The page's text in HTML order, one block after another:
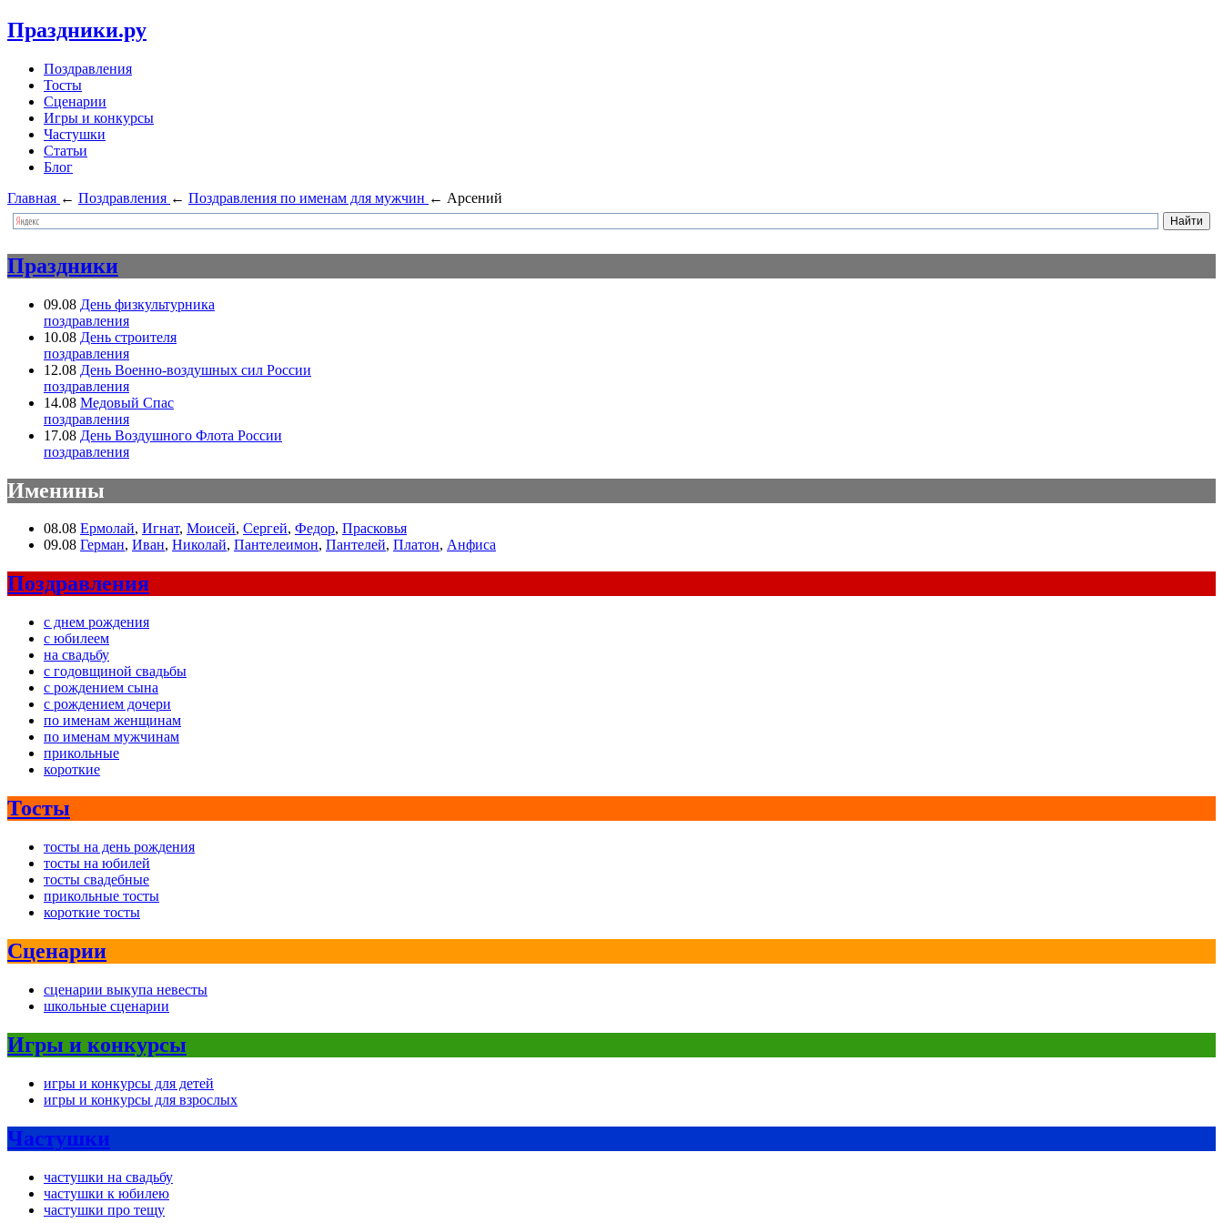
Праздники.ру
Поздравления
Тосты
Сценарии
Игры и конкурсы
Частушки
Статьи
Блог
Главная ← Поздравления ← Поздравления по именам для мужчин ← Арсений
Праздники
09.08 День физкультурника
поздравления
10.08 День строителя
поздравления
12.08 День Военно-воздушных сил России
поздравления
14.08 Медовый Спас
поздравления
17.08 День Воздушного Флота России
поздравления
Именины
08.08 Ермолай, Игнат, Моисей, Сергей, Федор, Прасковья
09.08 Герман, Иван, Николай, Пантелеимон, Пантелей, Платон, Анфиса
Поздравления
с днем рождения
с юбилеем
на свадьбу
с годовщиной свадьбы
с рождением сына
с рождением дочери
по именам женщинам
по именам мужчинам
прикольные
короткие
Тосты
тосты на день рождения
тосты на юбилей
тосты свадебные
прикольные тосты
короткие тосты
Сценарии
сценарии выкупа невесты
школьные сценарии
Игры и конкурсы
игры и конкурсы для детей
игры и конкурсы для взрослых
Частушки
частушки на свадьбу
частушки к юбилею
частушки про тещу